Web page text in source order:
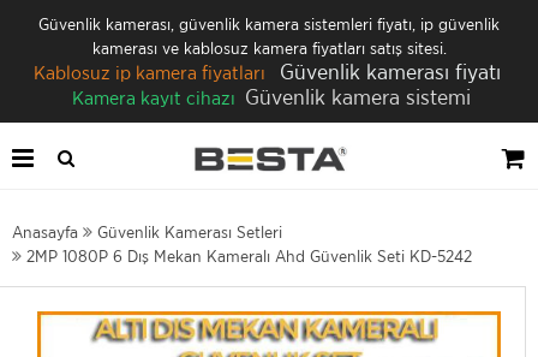
Güvenlik kamerası, güvenlik kamera sistemleri fiyatı, ip güvenlik
kamerası ve kablosuz kamera fiyatları satış sitesi.
Kablosuz ip kamera fiyatları Güvenlik kamerası fiyatı
Kamera kayıt cihazı Güvenlik kamera sistemi
Anasayfa
Güvenlik Kamerası Setleri
2MP 1080P 6 Dış Mekan Kameralı Ahd Güvenlik Seti KD-5242